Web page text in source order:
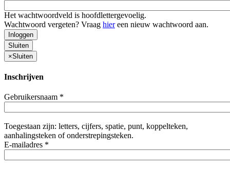
Het wachtwoordveld is hoofdlettergevoelig.
Wachtwoord vergeten? Vraag hiereen nieuw wachtwoord aan.
Inloggen
Sluiten
×Sluiten
Inschrijven
Gebruikersnaam *
Toegestaan zijn: letters, cijfers, spatie, punt, koppelteken,
aanhalingsteken of onderstrepingsteken.
E-mailadres *